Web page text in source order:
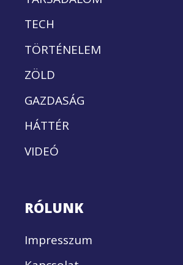
TECH
TÖRTÉNELEM
ZÖLD
GAZDASÁG
HÁTTÉR
VIDEÓ
RÓLUNK
Impresszum